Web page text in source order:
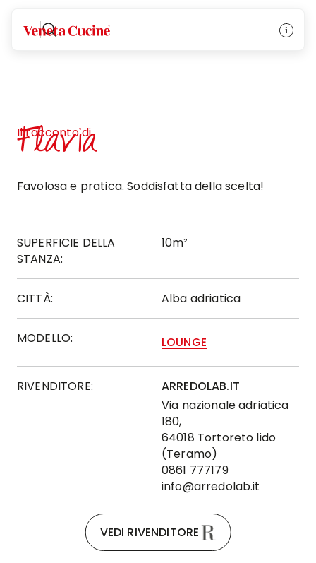
Veneta Cucine
Il racconto di
Flavia
Favolosa e pratica. Soddisfatta della scelta!
SUPERFICIE DELLA
STANZA:
10m²
CITTÀ: Alba adriatica
MODELLO: LOUNGE
RIVENDITORE:
ARREDOLAB.IT
Via nazionale adriatica
180,
64018 Tortoreto lido
(Teramo)
0861 777179
info@arredolab.it
VEDI RIVENDITORE